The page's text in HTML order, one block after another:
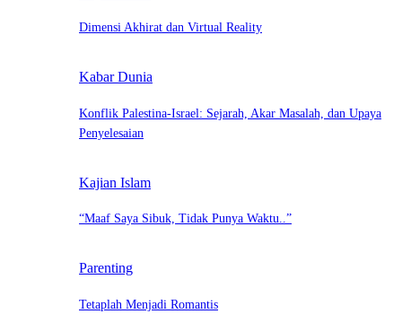
Dimensi Akhirat dan Virtual Reality
Kabar Dunia
Konflik Palestina-Israel: Sejarah, Akar Masalah, dan Upaya
Penyelesaian
Kajian Islam
“Maaf Saya Sibuk, Tidak Punya Waktu..”
Parenting
Tetaplah Menjadi Romantis